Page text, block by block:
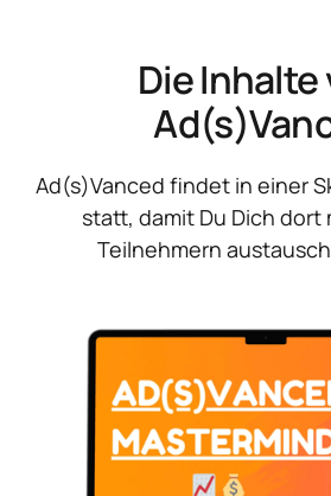
Die Inhalte
Ad(s)Vanced findet in einer
statt, damit Du Dich dort
Teilnehmern